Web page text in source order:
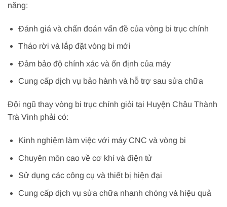
năng:
Đánh giá và chẩn đoán vấn đề của vòng bi trục chính
Tháo rời và lắp đặt vòng bi mới
Đảm bảo độ chính xác và ổn định của máy
Cung cấp dịch vụ bảo hành và hỗ trợ sau sửa chữa
Đội ngũ thay vòng bi trục chính giỏi tại Huyện Châu Thành
Trà Vinh phải có:
Kinh nghiệm làm việc với máy CNC và vòng bi
Chuyên môn cao về cơ khí và điện tử
Sử dụng các công cụ và thiết bị hiện đại
Cung cấp dịch vụ sửa chữa nhanh chóng và hiệu quả